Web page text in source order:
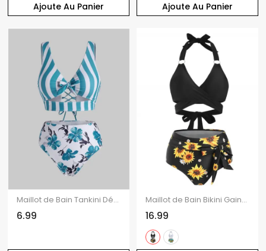
Ajoute Au Panier Ajoute Au Panier
Maillot de Bain Tankini Découpé Croisé Fleuri Rayé Noué à Lacets de Vacance et Plage
6.99
Maillot de Bain Bikini Gainant Tournesol Noué à Taille Haute de Vacance de Plage
16.99